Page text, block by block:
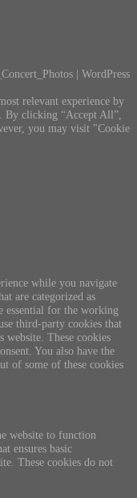
| WordPress
relevant experience by
By clicking “Accept All”,
you may visit "Cookie
while you navigate
are categorized as
essential for the working
third-party cookies that
website. These cookies
You also have the
of some of these cookies
website to function
ensures basic
These cookies do not